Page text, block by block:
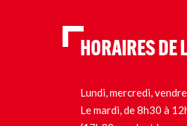
HORAIRES DE
Lundi, mercredi,
Le mardi, de 8h30 à